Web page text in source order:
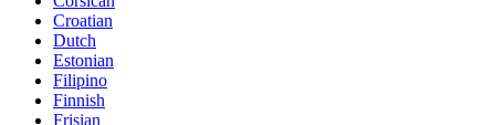
Croatian
Dutch
Estonian
Filipino
Finnish
Frisian